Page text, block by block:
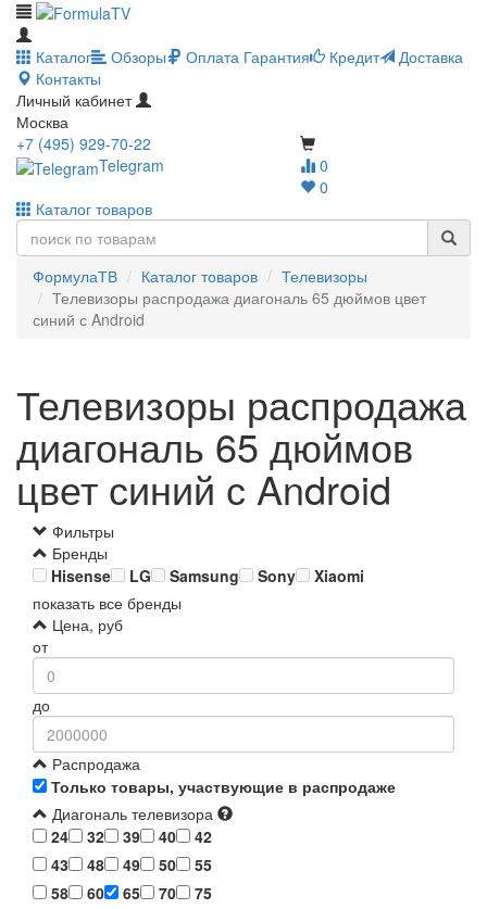
Каталог Обзоры Оплата Гарантия Кредит
Доставка
Контакты
Личный кабинет
Москва
0
0
+7 (495) 929-70-22
Telegram
Каталог товаров
ФормулаТВ Каталог товаров
Телевизоры
Телевизоры распродажа диагональ 65 дюймов цвет
синий с Android
Телевизоры распродажа
диагональ 65 дюймов
цвет синий с Android
Фильтры
Бренды
Hisense
LG Samsung Sony
Xiaomi
показать все бренды
Цена, руб
от
до
Распродажа
Только товары, участвующие в распродаже
Диагональ телевизора
24
32 39 40
42
43
48 49 50
55
58
60 65 70
75